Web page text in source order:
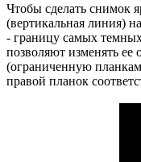
Чтобы сделать снимок
(вертикальная линия)
- границу самых
позволяют изменять
(ограниченную
правой планок